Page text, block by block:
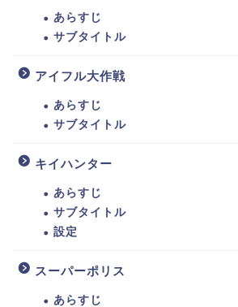
あらすじ
サブタイトル
アイフル大作戦
あらすじ
サブタイトル
キイハンター
あらすじ
サブタイトル
設定
スーパーポリス
あらすじ